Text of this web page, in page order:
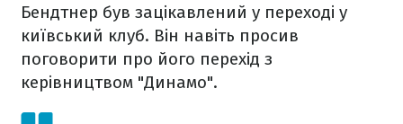
Бендтнер був зацікавлений у переході у
київський клуб. Він навіть просив
поговорити про його перехід з
керівництвом "Динамо".